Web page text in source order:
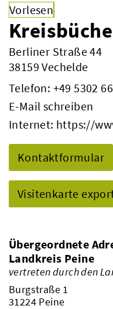
Vorlesen
Berliner Straße 44
38159 Vechelde
Telefon: +49 5302
E-Mail schreiben
Internet: https://
Kontaktformular
Visitenkarte
Übergeordnete
Landkreis Peine
vertreten durch den
Burgstraße 1
31224 Peine